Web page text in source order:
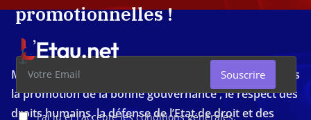
promotionnelles !
J'ai lu et j'accepte les conditions générales.
Souscrire
Média d'investigation ivoirien résolument engagé dans
la promotion de la bonne gouvernance , le respect des
droits humains, la défense de l’Etat de droit et des